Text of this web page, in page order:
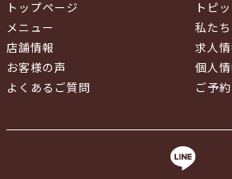
トップページ
メニュー
店舗情報
お客様の声
よくあるご質問
トピ
私た
求人
個人
ご予